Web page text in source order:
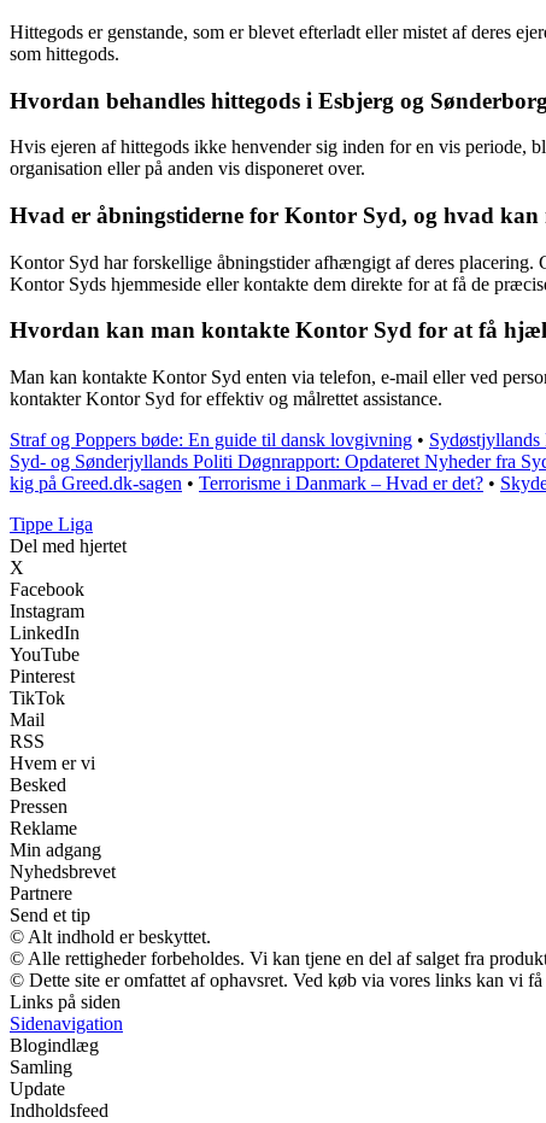
Hittegods er genstande, som er blevet efterladt eller mistet af deres
som hittegods.
Hvordan behandles hittegods i Esbjerg og
Hvis ejeren af hittegods ikke henvender sig inden for en vis periode,
organisation eller på anden vis disponeret over.
Hvad er åbningstiderne for Kontor Syd, og hvad
Kontor Syd har forskellige åbningstider afhængigt af deres placering.
Kontor Syds hjemmeside eller kontakte dem direkte for at få de
Hvordan kan man kontakte Kontor Syd for at få
Man kan kontakte Kontor Syd enten via telefon, e-mail eller ved
kontakter Kontor Syd for effektiv og målrettet assistance.
Straf og Poppers bøde: En guide til dansk lovgivning •
Syd- og Sønderjyllands Politi Døgnrapport: Opdateret Nyheder fra
kig på Greed.dk-sagen • Terrorisme i Danmark – Hvad er det? •
Tippe Liga
Del med hjertet
X
Facebook
Instagram
LinkedIn
YouTube
Pinterest
TikTok
Mail
RSS
Hvem er vi
Besked
Pressen
Reklame
Min adgang
Nyhedsbrevet
Partnere
Send et tip
© Alt indhold er beskyttet.
© Alle rettigheder forbeholdes. Vi kan tjene en del af salget fra
© Dette site er omfattet af ophavsret. Ved køb via vores links kan vi
Links på siden
Sidenavigation
Blogindlæg
Samling
Update
Indholdsfeed